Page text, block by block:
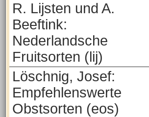
R. Lijsten und A.
Beeftink:
Nederlandsche
Fruitsorten (lij)
Löschnig, Josef:
Empfehlenswerte
Obstsorten (eos)